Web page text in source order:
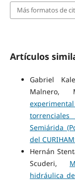
Más formatos de
Artículos
Gabriel
Malnero,
Semiárida
del
Hernán
Scuderi,
hidráulica